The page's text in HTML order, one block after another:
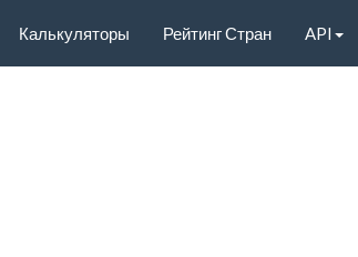
Калькуляторы Рейтинг Стран API